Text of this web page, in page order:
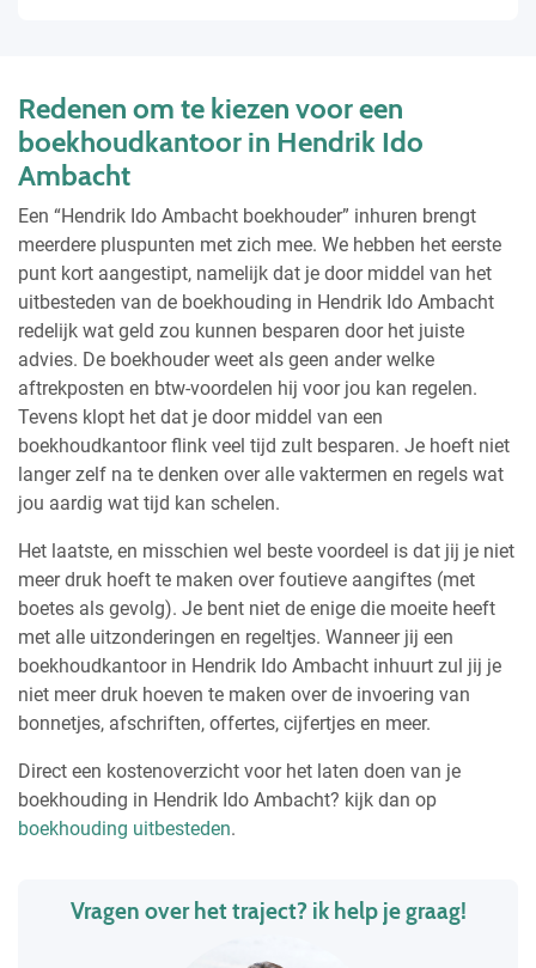
Redenen om te kiezen voor een
boekhoudkantoor in Hendrik Ido
Ambacht
Een “Hendrik Ido Ambacht boekhouder” inhuren brengt
meerdere pluspunten met zich mee. We hebben het eerste
punt kort aangestipt, namelijk dat je door middel van het
uitbesteden van de boekhouding in Hendrik Ido Ambacht
redelijk wat geld zou kunnen besparen door het juiste
advies. De boekhouder weet als geen ander welke
aftrekposten en btw-voordelen hij voor jou kan regelen.
Tevens klopt het dat je door middel van een
boekhoudkantoor flink veel tijd zult besparen. Je hoeft niet
langer zelf na te denken over alle vaktermen en regels wat
jou aardig wat tijd kan schelen.
Het laatste, en misschien wel beste voordeel is dat jij je niet
meer druk hoeft te maken over foutieve aangiftes (met
boetes als gevolg). Je bent niet de enige die moeite heeft
met alle uitzonderingen en regeltjes. Wanneer jij een
boekhoudkantoor in Hendrik Ido Ambacht inhuurt zul jij je
niet meer druk hoeven te maken over de invoering van
bonnetjes, afschriften, offertes, cijfertjes en meer.
Direct een kostenoverzicht voor het laten doen van je
boekhouding in Hendrik Ido Ambacht? kijk dan op
boekhouding uitbesteden.
Vragen over het traject? ik help je graag!